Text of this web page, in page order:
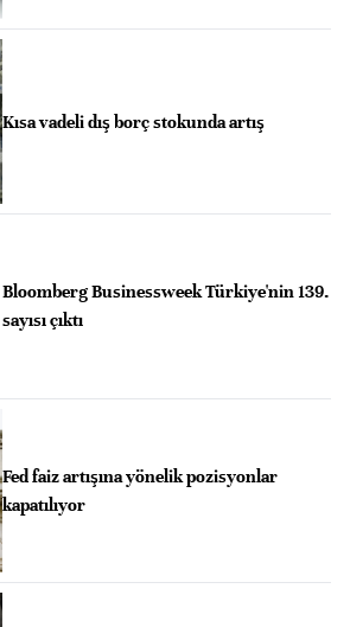
Kısa vadeli dış borç stokunda artış
Bloomberg Businessweek Türkiye'nin 139.
sayısı çıktı
Fed faiz artışına yönelik pozisyonlar
kapatılıyor